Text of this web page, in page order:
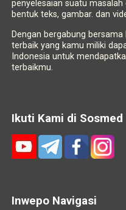
penyelesaian suatu
bentuk teks, gambar. dan
Dengan bergabung
terbaik yang kamu miliki
Indonesia untuk
terbaikmu.
Ikuti Kami di Sosmed
Inwepo Navigasi